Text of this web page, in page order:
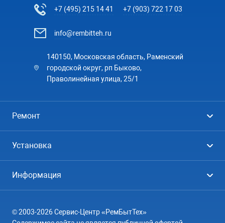
+7 (495) 215 14 41 +7 (903) 722 17 03
info@rembitteh.ru
140150, Московская область, Раменский
городской округ, рп Быково,
Праволинейная улица, 25/1
Ремонт
Посудомоечные машины
Кондиционеры
Установка
Кондиционеры
Информация
География
© 2003-2026 Сервис-Центр «РемБытТех»